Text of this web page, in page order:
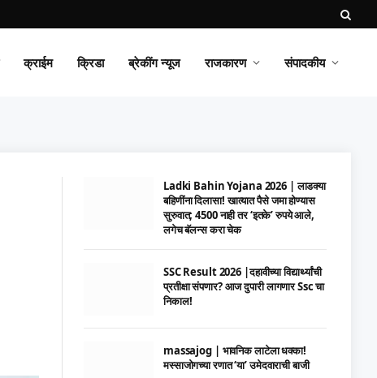
क्राईम क्रिडा ब्रेकींग न्यूज राजकारण संपादकीय
Ladki Bahin Yojana 2026 | लाडक्या
बहिणींना दिलासा! खात्यात पैसे जमा होण्यास
सुरुवात; 4500 नाही तर ‘इतके’ रुपये आले,
लगेच बॅलन्स करा चेक
SSC Result 2026 |दहावीच्या विद्यार्थ्यांची
प्रतीक्षा संपणार? आज दुपारी लागणार Ssc चा
निकाल!
massajog | भावनिक लाटेला धक्का!
मस्साजोगच्या रणात ‘या’ उमेदवाराची बाजी